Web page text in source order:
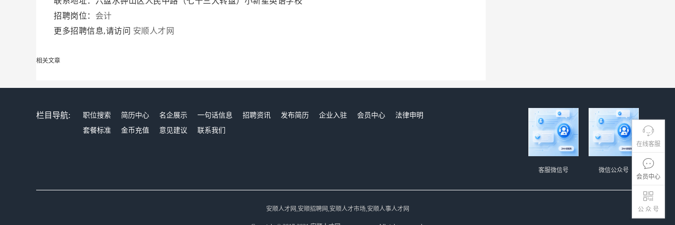
在线客服
会员中心
公 众 号
招聘岗位： 会计
更多招聘信息,请访问 安顺人才网
相关文章
栏目导航: 职位搜索 简历中心 名企展示 一句话信息 招聘资讯 发布简历 企业入驻 会员中心
法律申明
套餐标准
金币充值 意见建议 联系我们
微信公众号
客服微信号
安顺人才网,安顺招聘网,安顺人才市场,安顺人事人才网